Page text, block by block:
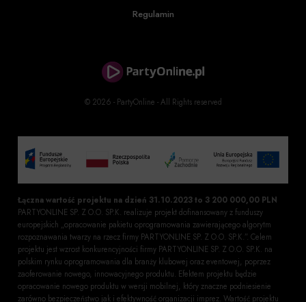
© 2026 - PartyOnline - All Rights reserved
Regulamin
Łączna wartość projektu na dzień 31.10.2023 to 3 200 000,00 PLN
PARTYONLINE SP. Z O.O. SP.K. realizuje projekt dofinansowany z funduszy
europejskich „opracowanie pakietu oprogramowania zawierającego algorytm
rozpoznawania twarzy na rzecz firmy PARTYONLINE SP. Z O.O. SP.K.”. Celem
projektu jest wzrost konkurencyjności firmy PARTYONLINE SP. Z O.O. SP.K. na
polskim rynku oprogramowania dla branży klubowej oraz eventowej, poprzez
zaoferowanie nowego, innowacyjnego produktu. Efektem projektu będzie
opracowanie nowego produktu w wersji mobilnej, który znaczne podniesienie
zarówno bezpieczeństwo jak i efektywność organizacji imprez. Wartość projektu